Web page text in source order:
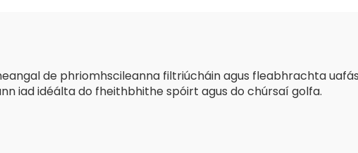
de phriomhscileanna filtriúcháin agus fleabhrachta
iad idéálta do fheithbhithe spóirt agus do chúrsaí golfa.